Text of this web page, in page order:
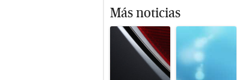
Más noticias